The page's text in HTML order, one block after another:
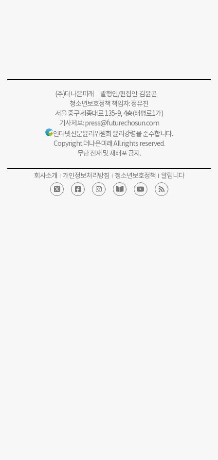
(주)더나은미래 발행인/편집인: 김윤곤
청소년보호정책 책임자: 정유진
서울 중구 세종대로 135-9, 4층(태평로1가)
기사제보:press@futurechosun.com
인터넷신문윤리위원회 윤리강령을 준수합니다.
Copyright 더나은미래 All rights reserved.
무단 전재 및 재배포 금지.
회사소개 개인정보처리방침 청소년보호정책 알립니다